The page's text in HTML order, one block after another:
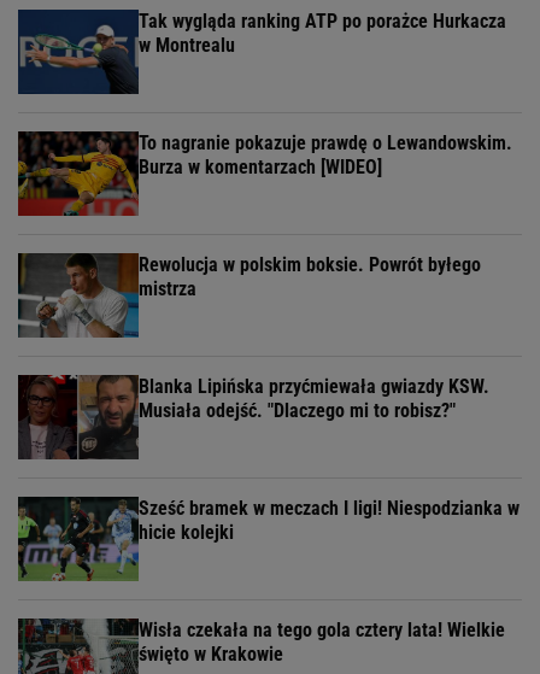
Tak wygląda ranking ATP po porażce Hurkacza
w Montrealu
To nagranie pokazuje prawdę o Lewandowskim.
Burza w komentarzach [WIDEO]
Rewolucja w polskim boksie. Powrót byłego
mistrza
Blanka Lipińska przyćmiewała gwiazdy KSW.
Musiała odejść. "Dlaczego mi to robisz?"
Sześć bramek w meczach I ligi! Niespodzianka w
hicie kolejki
Wisła czekała na tego gola cztery lata! Wielkie
święto w Krakowie